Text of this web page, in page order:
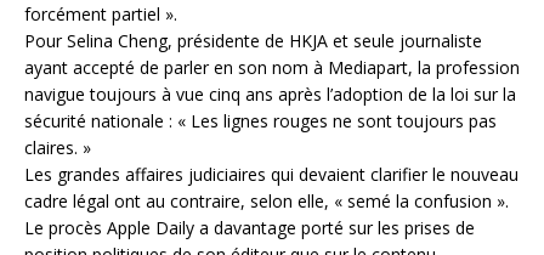
forcément partiel ».
Pour Selina Cheng, présidente de HKJA et seule journaliste
ayant accepté de parler en son nom à Mediapart, la profession
navigue toujours à vue cinq ans après l’adoption de la loi sur la
sécurité nationale : « Les lignes rouges ne sont toujours pas
claires. »
Les grandes affaires judiciaires qui devaient clarifier le nouveau
cadre légal ont au contraire, selon elle, « semé la confusion ».
Le procès Apple Daily a davantage porté sur les prises de